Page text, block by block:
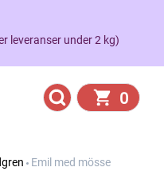
leveranser under 2 kg)
0
Emil med mösse